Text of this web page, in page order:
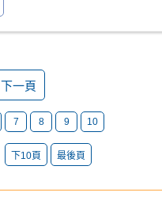
下一頁
7 8 9 10
下10頁 最後頁